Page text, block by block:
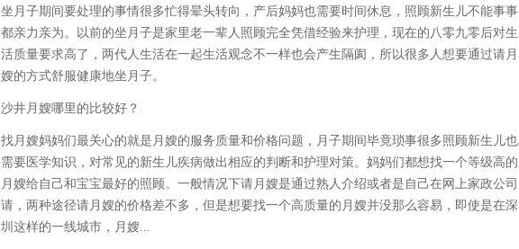
坐月子期间要处理的事情很多忙得晕头转向，产后妈妈也需要时间休息，照顾新生儿不能事事
都亲力亲为。以前的坐月子是家里老一辈人照顾完全凭借经验来护理，现在的八零九零后对生
活质量要求高了，两代人生活在一起生活观念不一样也会产生隔阂，所以很多人想要通过请月
嫂的方式舒服健康地坐月子。
沙井月嫂哪里的比较好？
找月嫂妈妈们最关心的就是月嫂的服务质量和价格问题，月子期间毕竟琐事很多照顾新生儿也
需要医学知识，对常见的新生儿疾病做出相应的判断和护理对策。妈妈们都想找一个等级高的
月嫂给自己和宝宝最好的照顾。一般情况下请月嫂是通过熟人介绍或者是自己在网上家政公司
请，两种途径请月嫂的价格差不多，但是想要找一个高质量的月嫂并没那么容易，即使是在深
圳这样的一线城市，月嫂...